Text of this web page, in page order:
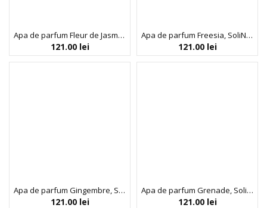
Apa de parfum Fleur de Jasmin, SoliNotes, 50 ml
121.00 lei
Apa de parfum Freesia, SoliNotes, 50 ml
121.00 lei
Apa de parfum Gingembre, SoliNotes, 50 ml
121.00 lei
Apa de parfum Grenade, SoliNotes, 50 ml
121.00 lei